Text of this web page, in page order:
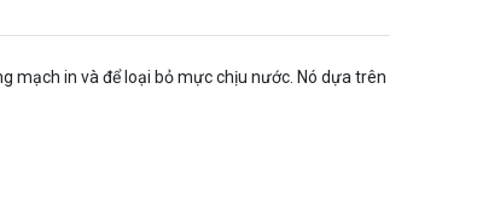
mạch in và để loại bỏ mực chịu nước. Nó dựa trên